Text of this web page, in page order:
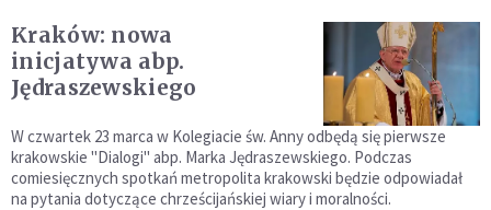
Kraków: nowa
inicjatywa abp.
Jędraszewskiego
W czwartek 23 marca w Kolegiacie św. Anny odbędą się pierwsze
krakowskie "Dialogi" abp. Marka Jędraszewskiego. Podczas
comiesięcznych spotkań metropolita krakowski będzie odpowiadał
na pytania dotyczące chrześcijańskiej wiary i moralności.